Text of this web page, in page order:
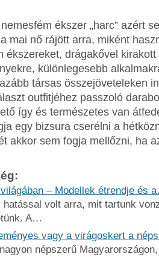
ékszer „harc” azért
mai nő rájött arra, miként
ékszereket, drágakővel
különlegesebb
társas összejöveteleken
outfitjéhez passzoló
így és természetes van
egy bizsura cserélni a
akkor sem fogja mellőzni, ha
– Modellek étrendje és
hatással volt arra, mit tartunk
A…
vagy a virágoskert a
népszerű